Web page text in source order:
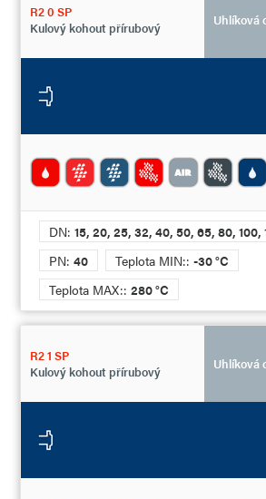
R2 0 SP
Kulový kohout přírubový
Uhlíková
DN:15, 20, 25, 32, 40, 50, 65, 80, 100,
PN:40 Teplota MIN::-30 °C
Teplota MAX::280 °C
R2 1 SP
Kulový kohout přírubový
Uhlíková